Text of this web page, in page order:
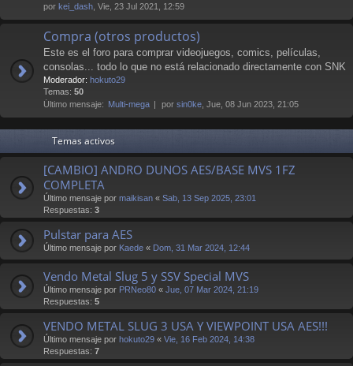
por kei_dash , Vie, 23 Jul 2021, 12:59
Compra (otros productos)
Este es el foro para comprar videojuegos, comics, películas,
consolas... todo lo que no está relacionado directamente con SNK
Moderador: hokuto29
Temas: 50
Último mensaje: Multi-mega por sin0ke , Jue, 08 Jun 2023, 21:05
Temas activos
[CAMBIO] ANDRO DUNOS AES/BASE MVS 1FZ
COMPLETA
Último mensaje por maikisan « Sab, 13 Sep 2025, 23:01
Respuestas: 3
Pulstar para AES
Último mensaje por Kaede « Dom, 31 Mar 2024, 12:44
Vendo Metal Slug 5 y SSV Special MVS
Último mensaje por PRNeo80 « Jue, 07 Mar 2024, 21:19
Respuestas: 5
VENDO METAL SLUG 3 USA Y VIEWPOINT USA AES!!!
Último mensaje por hokuto29 « Vie, 16 Feb 2024, 14:38
Respuestas: 7